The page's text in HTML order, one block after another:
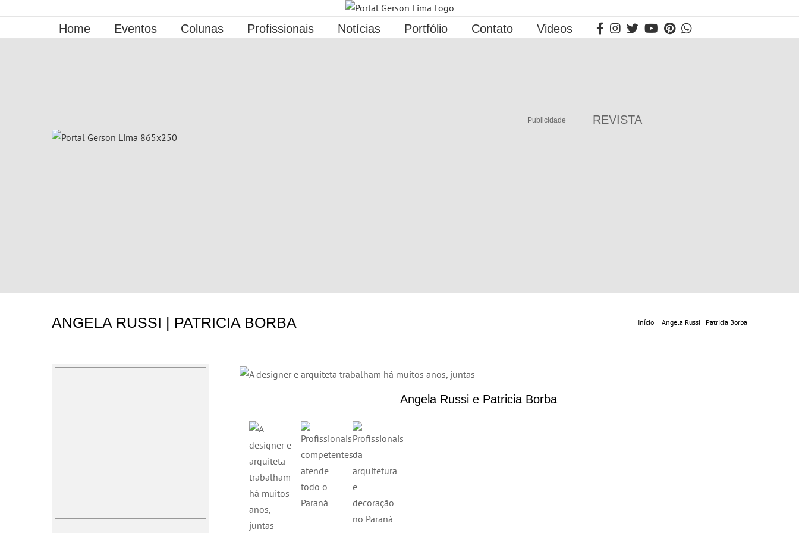
o
Home Eventos Colunas Profissionais Notícias Portfólio Contato Videos
Publicidade REVISTA
ANGELA RUSSI | PATRICIA BORBA Início | Angela Russi | Patricia Borba
Angela Russi e Patricia Borba